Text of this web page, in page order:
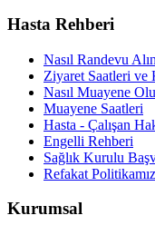
Hasta Rehberi
Nasıl Randevu
Ziyaret Saatleri ve
Nasıl Muayene
Muayene Saatleri
Hasta - Çalışan
Engelli Rehberi
Sağlık Kurulu
Refakat
Kurumsal